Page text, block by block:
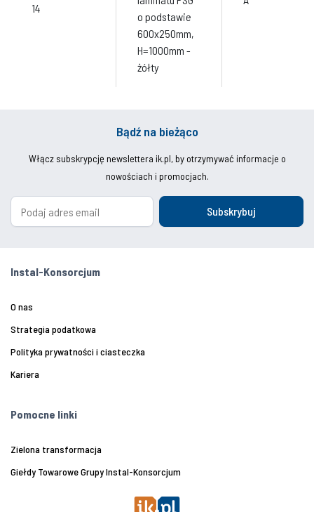
14
o podstawie
600x250mm,
H=1000mm -
żółty
Bądź na bieżąco
Włącz subskrypcję newslettera ik.pl, by otrzymywać informacje o
nowościach i promocjach.
Subskrybuj
Instal-Konsorcjum
O nas
Strategia podatkowa
Polityka prywatności i ciasteczka
Kariera
Pomocne linki
Zielona transformacja
Giełdy Towarowe Grupy Instal-Konsorcjum